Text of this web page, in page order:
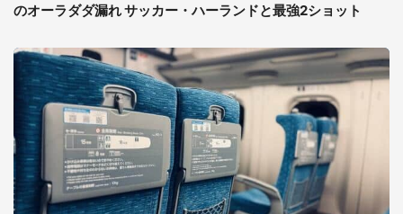
のオーラダダ漏れ サッカー・ハーランドと最強2ショット